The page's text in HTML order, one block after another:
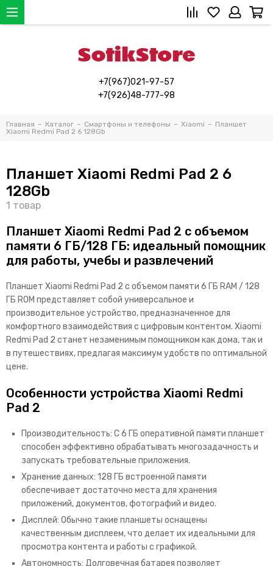
+7(967)021-97-57
+7(926)48-777-98
Главная Каталог Смартфоны и телефоны Xiaomi
Планшет
Xiaomi Redmi Pad 2 6 128Gb
Планшет Xiaomi Redmi Pad 2 6
128Gb
Планшет Xiaomi Redmi Pad 2 с объемом
памяти 6 ГБ/128 ГБ: идеальный помощник
для работы, учебы и развлечений
Планшет Xiaomi Redmi Pad 2 с объемом памяти 6 ГБ RAM / 128
ГБ ROM представляет собой универсальное и
производительное устройство, предназначенное для
комфортного взаимодействия с цифровым контентом. Xiaomi
Redmi Pad 2 станет незаменимым помощником как дома, так и
в путешествиях, предлагая максимум удобств по оптимальной
цене.
Особенности устройства Xiaomi Redmi
Pad 2
Производительность: С 6 ГБ оперативной памяти планшет
способен эффективно обрабатывать многозадачность и
запускать требовательные приложения.
Хранение данных: 128 ГБ встроенной памяти
обеспечивает достаточно места для хранения
приложений, документов, фотографий и видео.
Дисплей: Обычно такие планшеты оснащены
качественным дисплеем, что делает их идеальными для
просмотра контента и работы с графикой.
Автономность: Долговечная батарея позволяет